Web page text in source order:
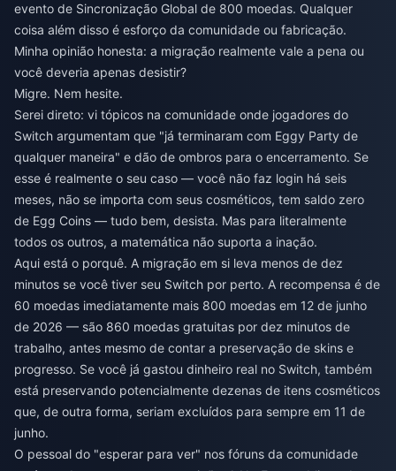
evento de Sincronização Global de 800 moedas. Qualquer
coisa além disso é esforço da comunidade ou fabricação.
Minha opinião honesta: a migração realmente vale a pena ou
você deveria apenas desistir?
Migre. Nem hesite.
Serei direto: vi tópicos na comunidade onde jogadores do
Switch argumentam que "já terminaram com Eggy Party de
qualquer maneira" e dão de ombros para o encerramento. Se
esse é realmente o seu caso — você não faz login há seis
meses, não se importa com seus cosméticos, tem saldo zero
de Egg Coins — tudo bem, desista. Mas para literalmente
todos os outros, a matemática não suporta a inação.
Aqui está o porquê. A migração em si leva menos de dez
minutos se você tiver seu Switch por perto. A recompensa é de
60 moedas imediatamente mais 800 moedas em 12 de junho
de 2026 — são 860 moedas gratuitas por dez minutos de
trabalho, antes mesmo de contar a preservação de skins e
progresso. Se você já gastou dinheiro real no Switch, também
está preservando potencialmente dezenas de itens cosméticos
que, de outra forma, seriam excluídos para sempre em 11 de
junho.
O pessoal do "esperar para ver" nos fóruns da comunidade